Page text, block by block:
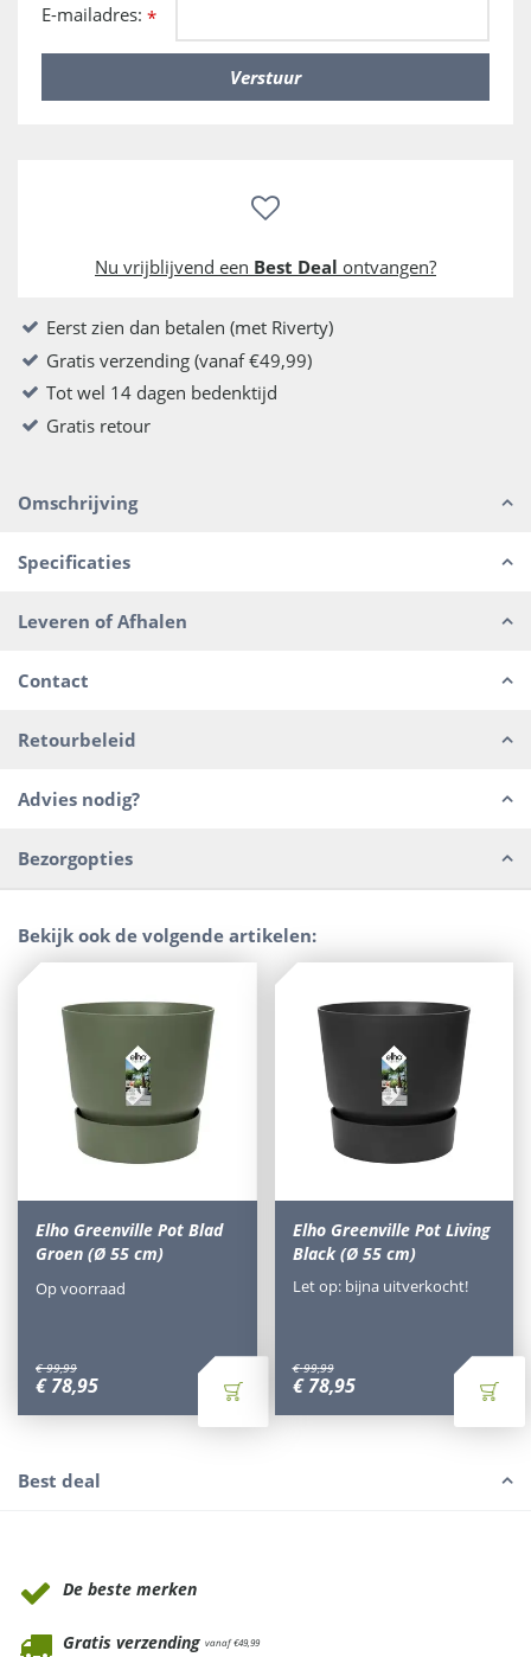
E-mailadres: *
Nu vrijblijvend een Best Deal ontvangen?
Eerst zien dan betalen (met Riverty)
Gratis verzending (vanaf €49,99)
Tot wel 14 dagen bedenktijd
Gratis retour
Omschrijving
Specificaties
Leveren of Afhalen
Contact
Retourbeleid
Advies nodig?
Bezorgopties
Bekijk ook de volgende artikelen:
Elho Greenville Pot Blad
Groen (Ø 55 cm)
€ 99,99
€ 78,95
Op voorraad
Elho Greenville Pot Living
Black (Ø 55 cm)
€ 99,99
€ 78,95
Let op: bijna uitverkocht!
Best deal
De beste merken
Gratis verzending vanaf €49,99